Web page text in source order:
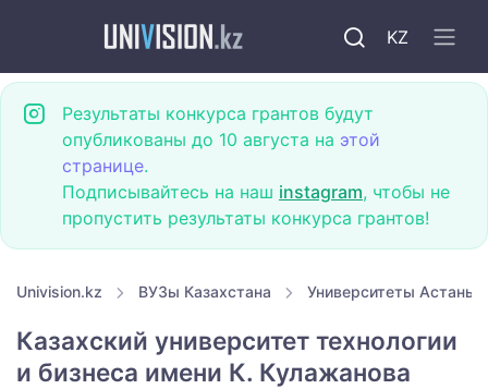
KZ
Результаты конкурса грантов будут
опубликованы до 10 августа на этой
странице.
Подписывайтесь на наш instagram, чтобы не
пропустить результаты конкурса грантов!
Univision.kz ВУЗы Казахстана Университеты Астаны
Казахский университет технологии
и бизнеса имени К. Кулажанова